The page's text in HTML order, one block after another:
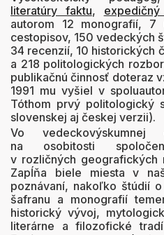
literatúry faktu,
autorom 12 monografií, 7
cestopisov, 150 vedeckých
34 recenzií, 10 historických
a 218 politologických
publikačnú činnosť doteraz
1991 mu vyšiel v
Tóthom prvý politologický
slovenskej aj českej verzii).
Vo
na osobitosti
v rozličných geografických
Zapĺňa biele miesta v
poznávaní, nakoľko štúdií
šafranu a monografií
historický vývoj,
literárne a filozofické